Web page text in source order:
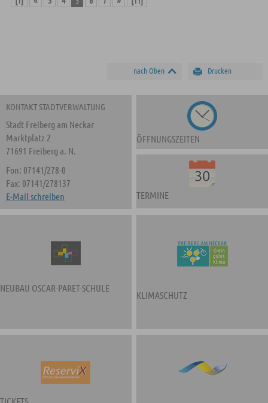
Drucken
nach Oben
KONTAKT STADTVERWALTUNG
Stadt Freiberg am Neckar
Marktplatz 2
71691 Freiberg a. N.
Fon: 07141/278-0
Fax: 07141/278137
E-Mail schreiben
ÖFFNUNGSZEITEN
TERMINE
NEUBAU OSCAR-PARET-SCHULE
KLIMASCHUTZ